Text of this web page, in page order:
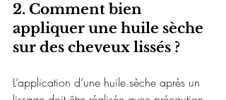
2. Comment bien
appliquer une huile sèche
sur des cheveux lissés ?
L’application d’une huile sèche après un